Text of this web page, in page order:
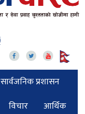
सार्वजनिक प्रशासन
विचार
आर्थिक